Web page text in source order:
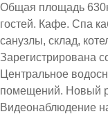
Общая площадь
гостей. Кафе. Спа
санузлы, склад,
Зарегистрирована
Центральное
помещений. Новый
Видеонаблюдение